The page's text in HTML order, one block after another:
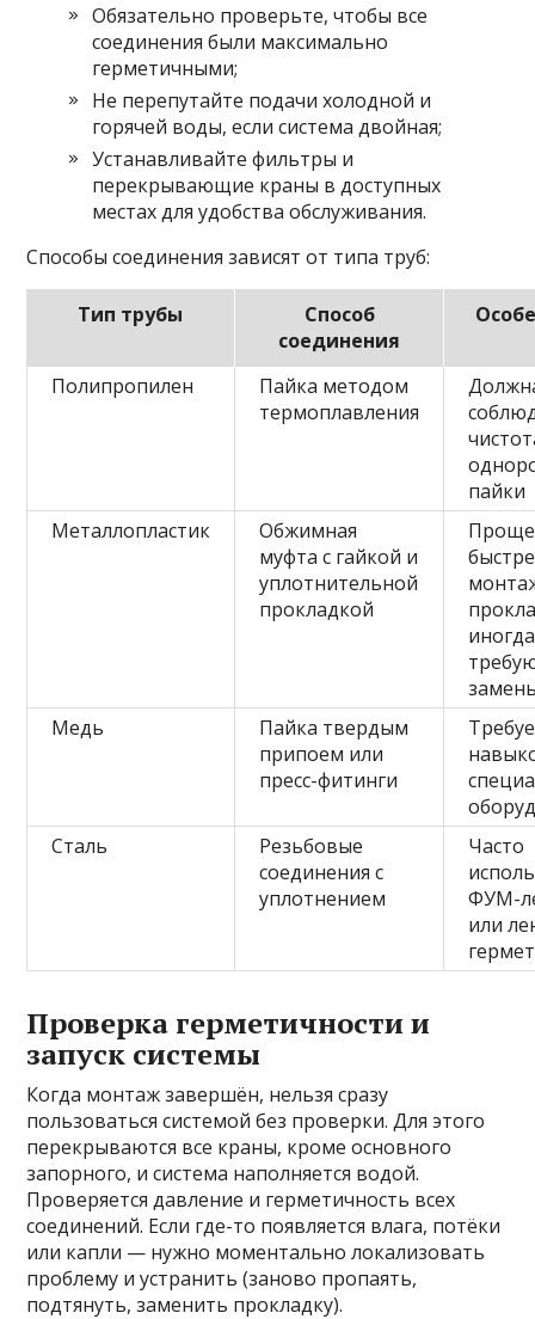
Обязательно проверьте, чтобы все
соединения были максимально
герметичными;
Не перепутайте подачи холодной и
горячей воды, если система двойная;
Устанавливайте фильтры и
перекрывающие краны в доступных
местах для удобства обслуживания.
Способы соединения зависят от типа труб:
Тип трубы
Способ
соединения
Полипропилен
Пайка методом
термоплавления
пайки
Металлопластик
Обжимная
муфта с гайкой и
уплотнительной
прокладкой
иногда
Медь
Пайка твердым
припоем или
пресс-фитинги
Сталь
Резьбовые
соединения с
уплотнением
Часто
ФУМ-
или
Проверка герметичности и
запуск системы
Когда монтаж завершён, нельзя сразу
пользоваться системой без проверки. Для этого
перекрываются все краны, кроме основного
запорного, и система наполняется водой.
Проверяется давление и герметичность всех
соединений. Если где-то появляется влага, потёки
или капли — нужно моментально локализовать
проблему и устранить (заново пропаять,
подтянуть, заменить прокладку).